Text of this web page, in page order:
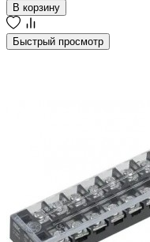
В корзину
Быстрый просмотр